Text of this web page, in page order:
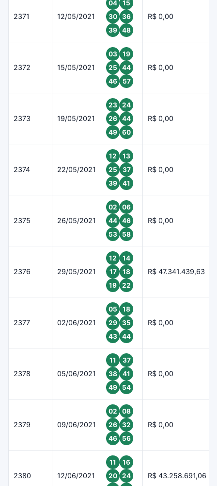
2371 12/05/2021
04
15
30
36
39
48
R$ 0,00
2372 15/05/2021
03
19
25
44
46
57
R$ 0,00
2373 19/05/2021
23
24
26
44
49
60
R$ 0,00
2374 22/05/2021
12
13
25
37
39
41
R$ 0,00
2375 26/05/2021
02
06
44
46
53
58
R$ 0,00
2376 29/05/2021
12
14
17
18
19
22
R$ 47.341.439,63
2377 02/06/2021
05
18
29
35
43
44
R$ 0,00
2378 05/06/2021
11
37
38
41
49
54
R$ 0,00
2379 09/06/2021
02
08
26
32
46
56
R$ 0,00
2380 12/06/2021
11
16
20
24
R$ 43.258.691,06